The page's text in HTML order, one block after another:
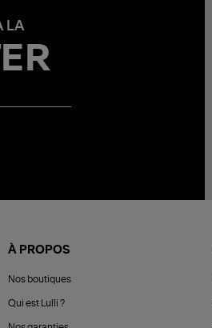
LA
À PROPOS
Nos boutiques
Qui est Lulli ?